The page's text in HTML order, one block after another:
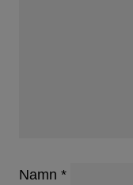
Namn *